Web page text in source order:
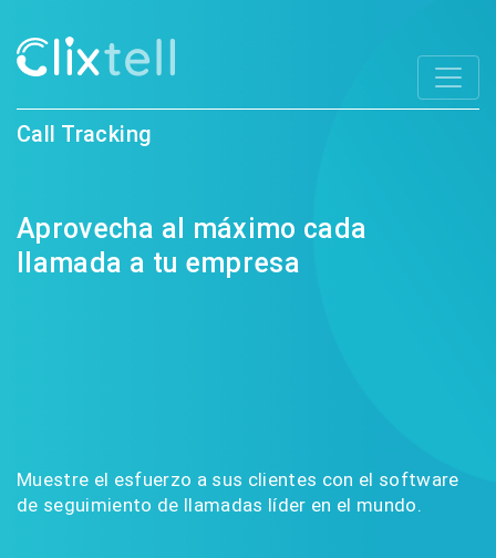
Call Tracking
Aprovecha al máximo cada
llamada a tu empresa
Muestre el esfuerzo a sus clientes con el software
de seguimiento de llamadas líder en el mundo.